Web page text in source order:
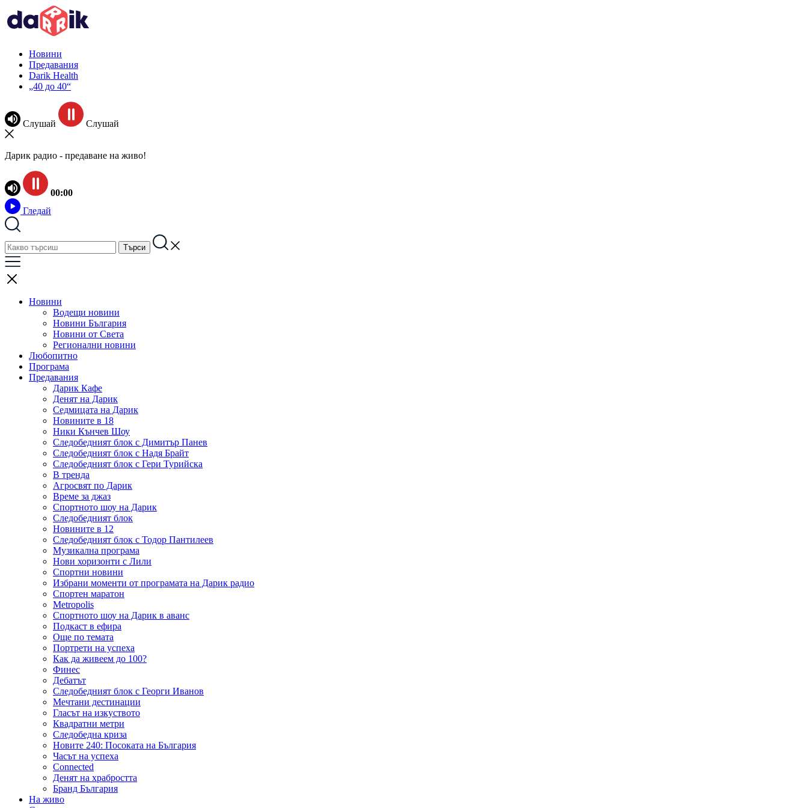
Новини
Предавания
Darik Health
„40 до 40“
Слушай Слушай
Дарик радио - предаване на живо!
00:00
Гледай
Новини
Водещи новини
Новини България
Новини от Света
Регионални новини
Любопитно
Програма
Предавания
Дарик Кафе
Денят на Дарик
Седмицата на Дарик
Новините в 18
Ники Кънчев Шоу
Следобедният блок с Димитър Панев
Следобедният блок с Надя Брайт
Следобедният блок с Гери Турийска
В тренда
Агросвят по Дарик
Време за джаз
Спортното шоу на Дарик
Следобедният блок
Новините в 12
Следобедният блок с Тодор Пантилеев
Музикална програма
Нови хоризонти с Лили
Спортни новини
Избрани моменти от програмата на Дарик радио
Спортен маратон
Metropolis
Спортното шоу на Дарик в аванс
Подкаст в ефира
Още по темата
Портрети на успеха
Как да живеем до 100?
Финес
Дебатът
Следобедният блок с Георги Иванов
Мечтани дестинации
Гласът на изкуството
Квадратни метри
Следобедна криза
Новите 240: Посоката на България
Часът на успеха
Connected
Денят на храбростта
Бранд България
На живо